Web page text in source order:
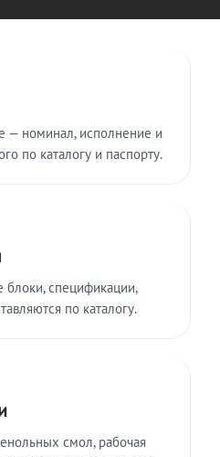
— номинал, исполнение и
по каталогу и паспорту.
спецификации,
по каталогу.
смол, рабочая